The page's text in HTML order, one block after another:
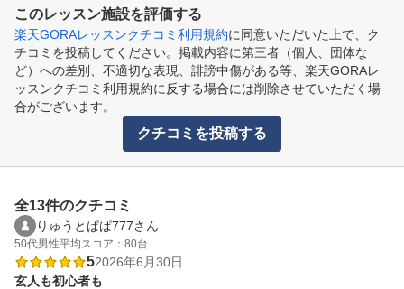
このレッスン施設を評価する
楽天GORAレッスンクチコミ利用規約に同意いただいた上で、ク
チコミを投稿してください。掲載内容に第三者（個人、団体な
ど）への差別、不適切な表現、誹謗中傷がある等、楽天GORAレ
ッスンクチコミ利用規約に反する場合には削除させていただく場
合がございます。
クチコミを投稿する
全13件のクチコミ
りゅうとぱぱ777さん
50代男性平均スコア：80台
52026年6月30日
玄人も初心者も